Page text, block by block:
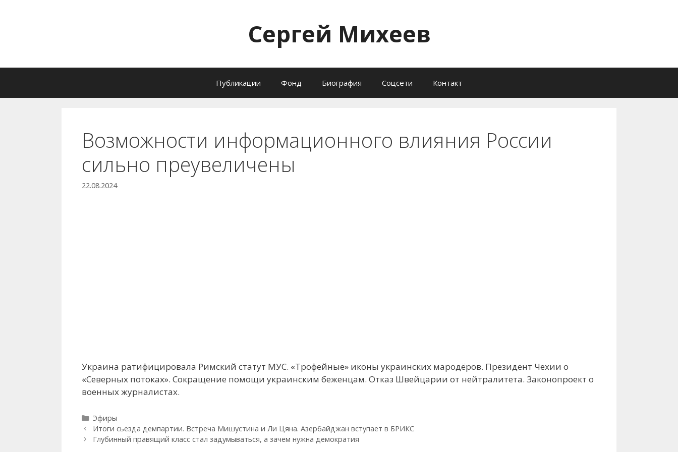
Сергей Михеев
Публикации Фонд Биография Соцсети Контакт
Возможности информационного влияния России
сильно преувеличены
22.08.2024
Украина ратифицировала Римский статут МУС. «Трофейные» иконы украинских мародёров. Президент Чехии о
«Северных потоках». Сокращение помощи украинским беженцам. Отказ Швейцарии от нейтралитета. Законопроект о
военных журналистах.
Рубрики
Эфиры
Итоги сьезда демпартии. Встреча Мишустина и Ли Цяна. Азербайджан вступает в БРИКС
Глубинный правящий класс стал задумываться, а зачем нужна демократия